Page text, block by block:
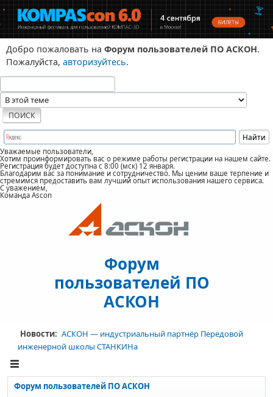
Добро пожаловать на Форум пользователей ПО АСКОН.
Пожалуйста, авторизуйтесь.
Уважаемые пользователи,
Хотим проинформировать вас о режиме работы регистрации на нашем сайте.
Регистрация будет доступна с 8:00 (мск) 12 января.
Благодарим вас за понимание и сотрудничество. Мы ценим ваше терпение и
стремимся предоставить вам лучший опыт использования нашего сервиса.
С уважением,
Команда Ascon
Форум
пользователей ПО
АСКОН
Новости: АСКОН — индустриальный партнёр Передовой
инженерной школы СТАНКИНа
Форум пользователей ПО АСКОН